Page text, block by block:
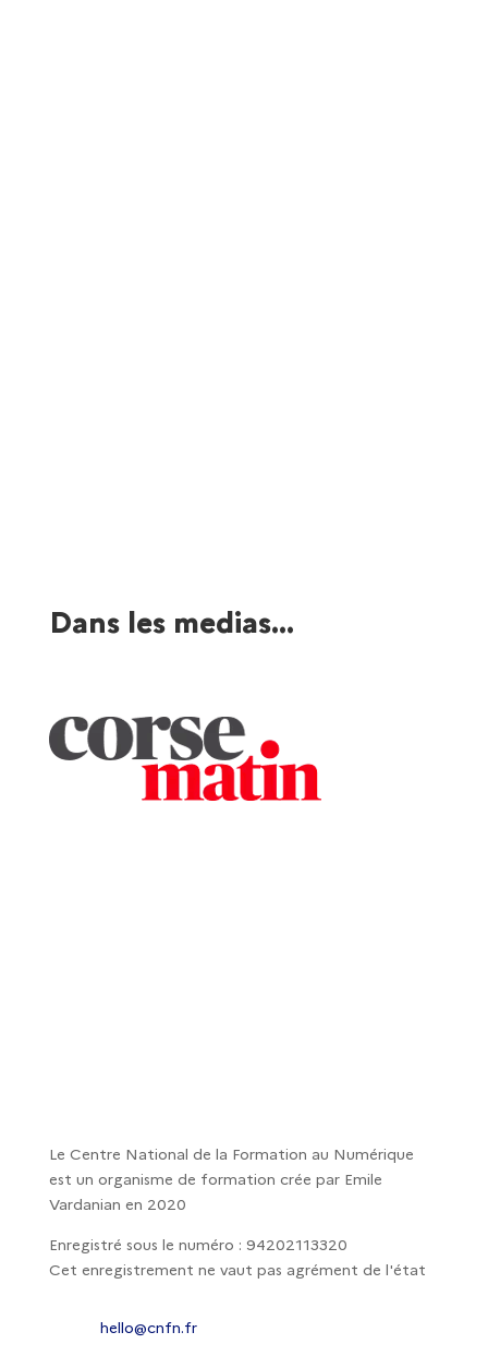
Dans les medias...
Le Centre National de la Formation au Numérique
est un organisme de formation crée par Emile
Vardanian en 2020
Enregistré sous le numéro : 94202113320
Cet enregistrement ne vaut pas agrément de l'état
hello@cnfn.fr